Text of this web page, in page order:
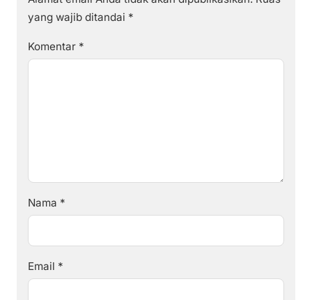
yang wajib ditandai *
Komentar *
Nama *
Email *